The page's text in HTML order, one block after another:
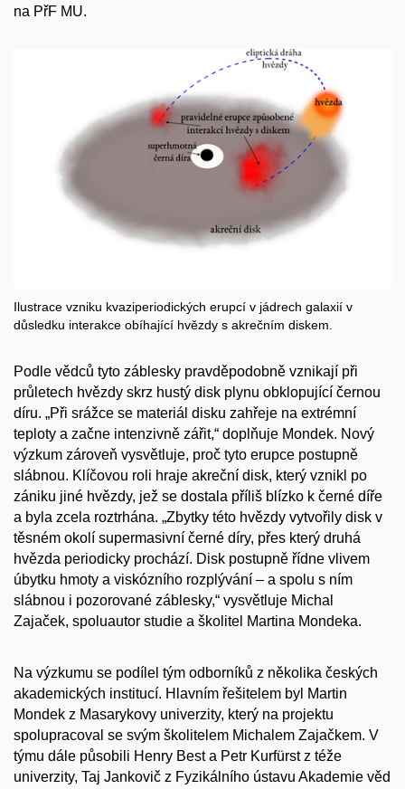
na PřF MU.
Ilustrace vzniku kvaziperiodických erupcí v jádrech galaxií v
důsledku interakce obíhající hvězdy s akrečním diskem.
Podle vědců tyto záblesky pravděpodobně vznikají při
průletech hvězdy skrz hustý disk plynu obklopující černou
díru. „Při srážce se materiál disku zahřeje na extrémní
teploty a začne intenzivně zářit,“ doplňuje Mondek. Nový
výzkum zároveň vysvětluje, proč tyto erupce postupně
slábnou. Klíčovou roli hraje akreční disk, který vznikl po
zániku jiné hvězdy, jež se dostala příliš blízko k černé díře
a byla zcela roztrhána. „Zbytky této hvězdy vytvořily disk v
těsném okolí supermasivní černé díry, přes který druhá
hvězda periodicky prochází. Disk postupně řídne vlivem
úbytku hmoty a viskózního rozplývání – a spolu s ním
slábnou i pozorované záblesky,“ vysvětluje Michal
Zajaček, spoluautor studie a školitel Martina Mondeka.
Na výzkumu se podílel tým odborníků z několika českých
akademických institucí. Hlavním řešitelem byl Martin
Mondek z Masarykovy univerzity, který na projektu
spolupracoval se svým školitelem Michalem Zajačkem. V
týmu dále působili Henry Best a Petr Kurfürst z téže
univerzity, Taj Jankovič z Fyzikálního ústavu Akademie věd